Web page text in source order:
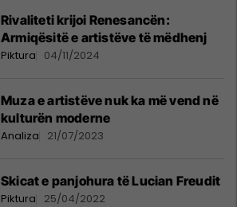
Rivaliteti krijoi Renesancën:
Armiqësitë e artistëve të mëdhenj
Piktura 04/11/2024
Muza e artistëve nuk ka më vend në
kulturën moderne
Analiza 21/07/2023
Skicat e panjohura të Lucian Freudit
Piktura 25/04/2022